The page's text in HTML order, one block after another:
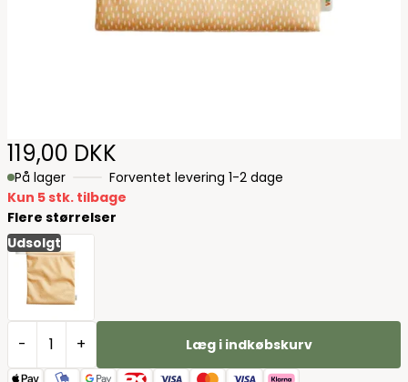
119,00 DKK
På lager
Forventet levering 1-2 dage
Kun 5 stk. tilbage
Flere størrelser
Udsolgt
- + Læg i indkøbskurv